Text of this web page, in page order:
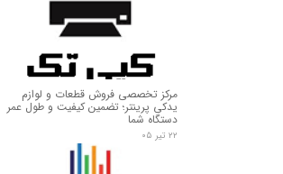
مرکز تخصصی فروش قطعات و لوازم
یدکی پرینتر؛ تضمین کیفیت و طول عمر
دستگاه شما
۲۲ تیر ۰۵